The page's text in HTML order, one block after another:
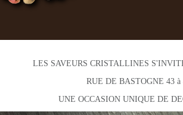
LES SAVEURS CRISTALLINES
RUE DE BASTOGNE 43
UNE OCCASION UNIQUE DE